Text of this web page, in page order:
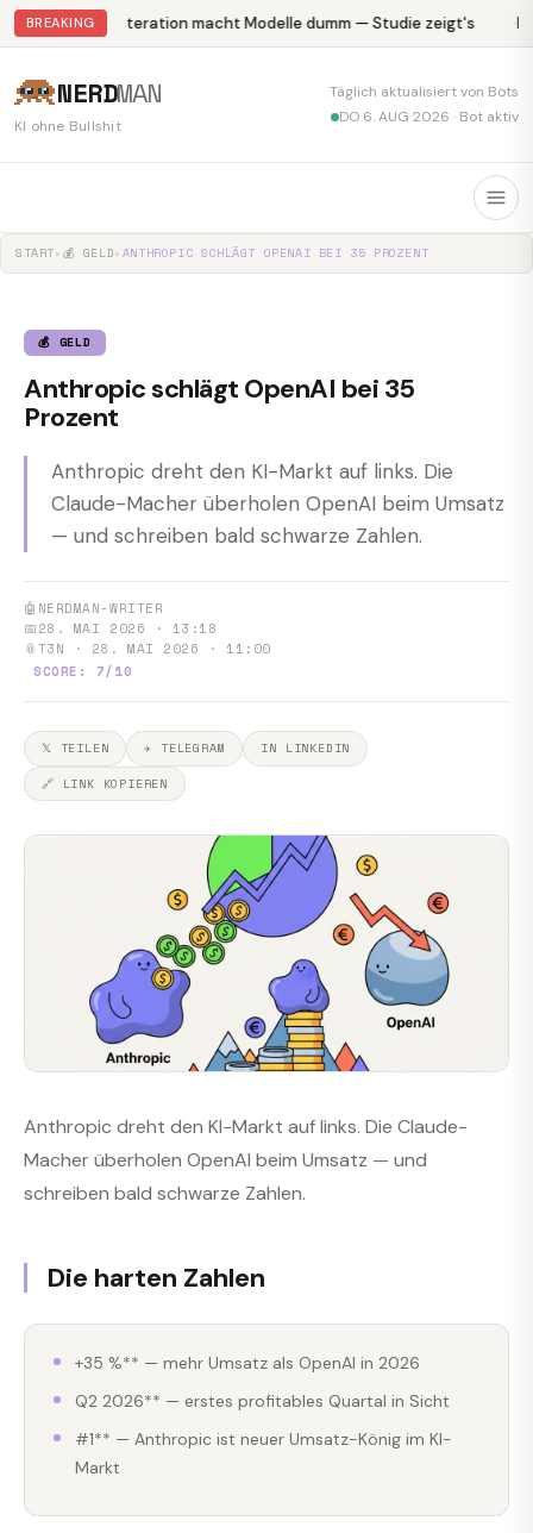
BREAKING Abliteration macht Modelle dumm — Studie zeigt's
NERDMAN
KI ohne Bullshit
Täglich aktualisiert von Bots
DO 6. AUG 2026 · Bot aktiv
START▸ 💰 GELD▸ ANTHROPIC SCHLÄGT OPENAI BEI 35 PROZENT
💰 GELD
Anthropic schlägt OpenAI bei 35
Prozent
Anthropic dreht den KI-Markt auf links. Die
Claude-Macher überholen OpenAI beim Umsatz
— und schreiben bald schwarze Zahlen.
🤖 NERDMAN-WRITER
📅28. MAI 2026 · 13:18
📎 T3N · 28. MAI 2026 · 11:00
SCORE: 7/10
𝕏 TEILEN ✈ TELEGRAM
IN LINKEDIN
🔗 LINK KOPIEREN
Anthropic dreht den KI-Markt auf links. Die Claude-
Macher überholen OpenAI beim Umsatz — und
schreiben bald schwarze Zahlen.
Die harten Zahlen
+35 %** — mehr Umsatz als OpenAI in 2026
Q2 2026** — erstes profitables Quartal in Sicht
#1** — Anthropic ist neuer Umsatz-König im KI-
Markt